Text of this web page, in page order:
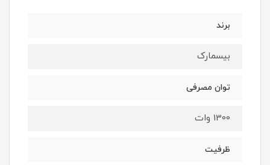
برند
بیسمارک
توان مصرفی
1300 وات
ظرفیت